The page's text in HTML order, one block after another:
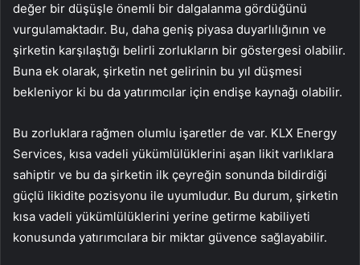
değer bir düşüşle önemli bir dalgalanma gördüğünü
vurgulamaktadır. Bu, daha geniş piyasa duyarlılığının ve
şirketin karşılaştığı belirli zorlukların bir göstergesi olabilir.
Buna ek olarak, şirketin net gelirinin bu yıl düşmesi
bekleniyor ki bu da yatırımcılar için endişe kaynağı olabilir.
Bu zorluklara rağmen olumlu işaretler de var. KLX Energy
Services, kısa vadeli yükümlülüklerini aşan likit varlıklara
sahiptir ve bu da şirketin ilk çeyreğin sonunda bildirdiği
güçlü likidite pozisyonu ile uyumludur. Bu durum, şirketin
kısa vadeli yükümlülüklerini yerine getirme kabiliyeti
konusunda yatırımcılara bir miktar güvence sağlayabilir.